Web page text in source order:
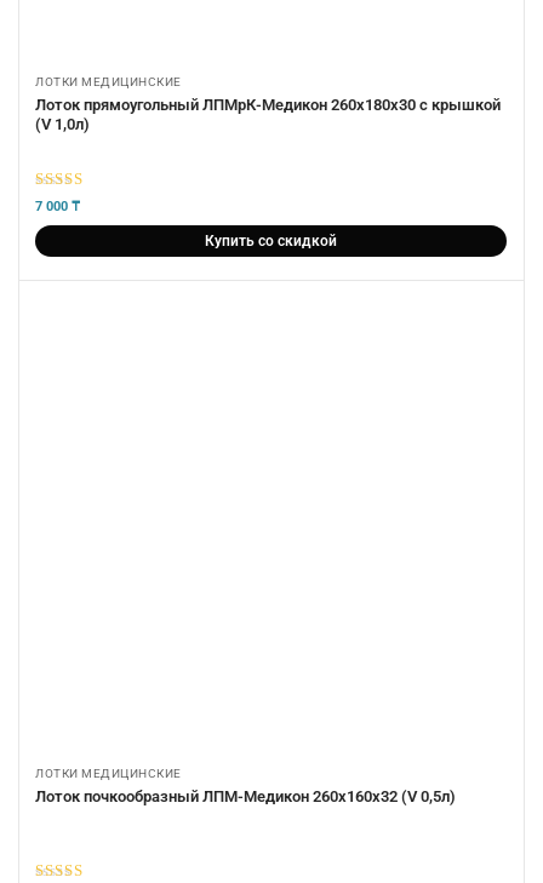
ЛОТКИ МЕДИЦИНСКИЕ
Лоток прямоугольный ЛПМрК-Медикон 260х180х30 с крышкой
(V 1,0л)
5 из 5
7 000 ₸
Купить со скидкой
ЛОТКИ МЕДИЦИНСКИЕ
Лоток почкообразный ЛПМ-Медикон 260х160х32 (V 0,5л)